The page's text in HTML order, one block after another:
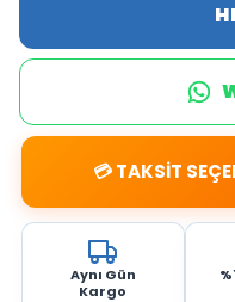
💳 TAKSİT
Aynı Gün
Kargo